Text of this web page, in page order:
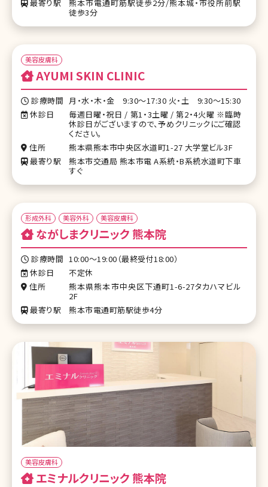
最寄り駅
熊本市電通町筋駅徒歩2分/熊本城・市役所前駅
徒歩3分
美容皮膚科
AYUMI SKIN CLINIC
診療時間 月・水・木・金 9:30〜17:30 火・土 9:30〜15:30
休診日
毎週日曜・祝日 / 第1・3土曜 / 第2・4火曜 ※臨時
休診日がございますので、予めクリニックにご確認
ください。
住所
熊本県熊本市中央区水道町1-27 大学堂ビル3F
最寄り駅
熊本市交通局 熊本市電 A系統・B系統水道町下車
すぐ
形成外科 美容外科 美容皮膚科
ながしまクリニック 熊本院
診療時間 10:00〜19:00（最終受付18:00）
休診日
不定休
住所
熊本県熊本市中央区下通町1-6-27タカハマビル
2F
最寄り駅
熊本市電通町筋駅徒歩4分
美容皮膚科
エミナルクリニック 熊本院